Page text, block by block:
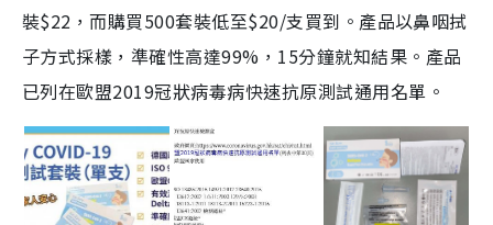
裝$22，而購買500套裝低至$20/支買到。產品以鼻咽拭
子方式採樣，準確性高達99%，15分鐘就知結果。產品
已列在歐盟2019冠狀病毒病快速抗原測試通用名單。